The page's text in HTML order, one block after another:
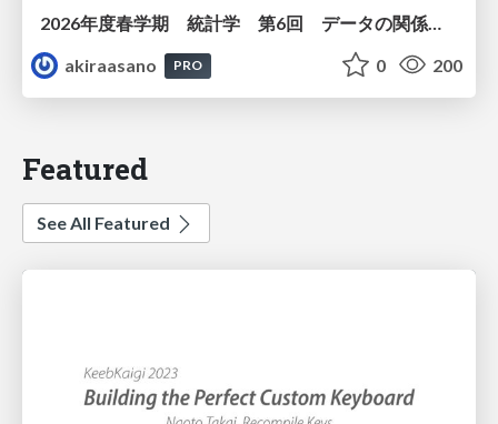
akiraasano
PRO 0 200
Featured
See All Featured